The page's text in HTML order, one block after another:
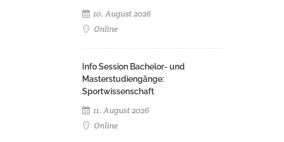
10. August 2026
Online
Info Session Bachelor- und
Masterstudiengänge:
Sportwissenschaft
11. August 2026
Online